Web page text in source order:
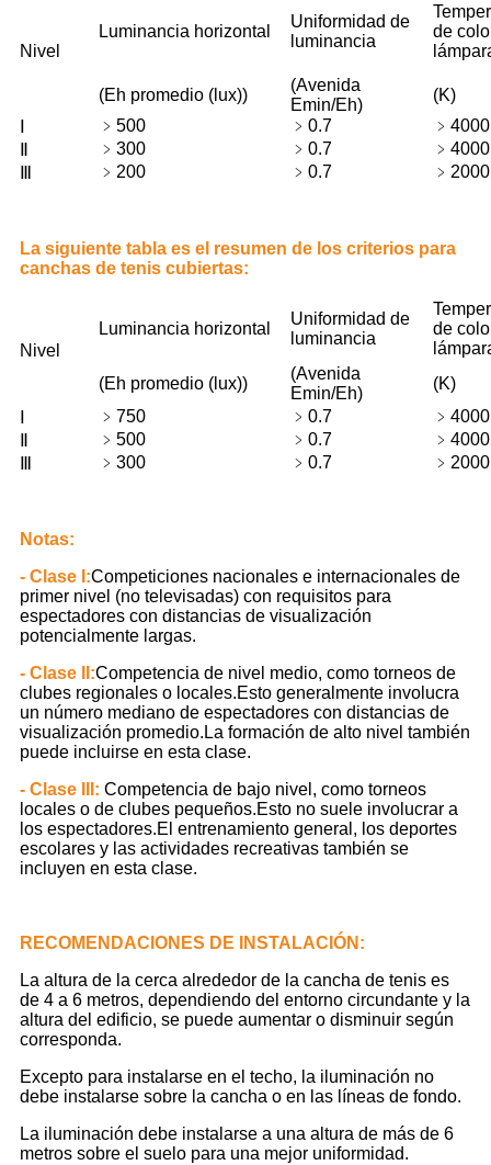
Nivel
Luminancia horizontal
Uniformidad de
luminancia
de
(Eh promedio (lux))
(Avenida
Emin/Eh)
(K)
﹥ 500 ﹥ 0.7 ﹥ 4000
﹥ 300 ﹥ 0.7 ﹥ 4000
﹥ 200 ﹥ 0.7 ﹥ 2000
La siguiente tabla es el resumen de los criterios para
canchas de tenis cubiertas:
Nivel
Luminancia horizontal
Uniformidad de
luminancia
de
(Eh promedio (lux))
(Avenida
Emin/Eh)
(K)
﹥750 ﹥0.7
﹥4000
﹥500 ﹥0.7
﹥4000
﹥300 ﹥0.7 ﹥2000
Notas:
- Clase I:Competiciones nacionales e internacionales de
primer nivel (no televisadas) con requisitos para
espectadores con distancias de visualización
potencialmente largas.
- Clase II:Competencia de nivel medio, como torneos de
clubes regionales o locales.Esto generalmente involucra
un número mediano de espectadores con distancias de
visualización promedio.La formación de alto nivel también
puede incluirse en esta clase.
- Clase III: Competencia de bajo nivel, como torneos
locales o de clubes pequeños.Esto no suele involucrar a
los espectadores.El entrenamiento general, los deportes
escolares y las actividades recreativas también se
incluyen en esta clase.
RECOMENDACIONES DE INSTALACIÓN:
La altura de la cerca alrededor de la cancha de tenis es
de 4 a 6 metros, dependiendo del entorno circundante y la
altura del edificio, se puede aumentar o disminuir según
corresponda.
Excepto para instalarse en el techo, la iluminación no
debe instalarse sobre la cancha o en las líneas de fondo.
La iluminación debe instalarse a una altura de más de 6
metros sobre el suelo para una mejor uniformidad.